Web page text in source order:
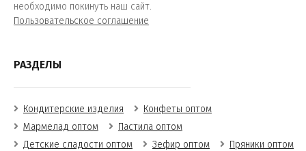
необходимо покинуть наш сайт.
Пользовательское соглашение
РАЗДЕЛЫ
Кондитерские изделия
Конфеты оптом
Мармелад оптом
Пастила оптом
Детские сладости оптом
Зефир оптом Пряники оптом